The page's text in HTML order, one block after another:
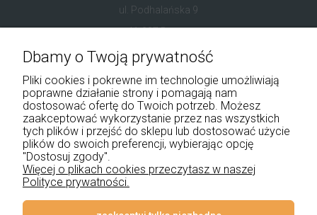
ul. Podhalańska 9
41-907 Bytom
+48 534 555 344
sklep@noxbox.pl
Pomoc
Płatności i dostawa
Dbamy o Twoją prywatność
Pliki cookies i pokrewne im technologie umożliwiają
poprawne działanie strony i pomagają nam
dostosować ofertę do Twoich potrzeb. Możesz
zaakceptować wykorzystanie przez nas wszystkich
tych plików i przejść do sklepu lub dostosować użycie
plików do swoich preferencji, wybierając opcję
"Dostosuj zgody".
Więcej o plikach cookies przeczytasz w naszej
Polityce prywatności.